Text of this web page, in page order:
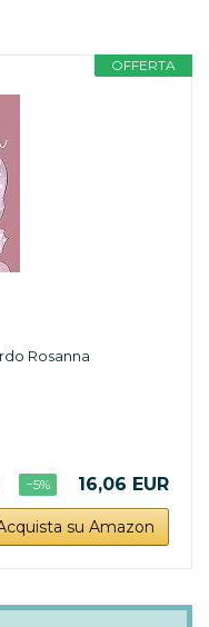
OFFERTA
Rosanna
−5% 16,06 EUR
su Amazon